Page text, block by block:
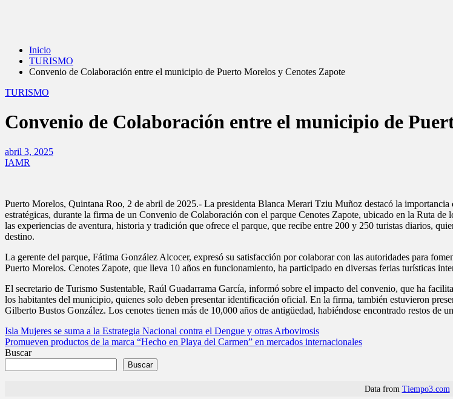
Inicio
TURISMO
Convenio de Colaboración entre el municipio de Puerto Morelos y Cenotes Zapote
TURISMO
Convenio de Colaboración entre el municipio de
abril 3, 2025
IAMR
Puerto Morelos, Quintana Roo, 2 de abril de 2025.- La presidenta Blanca Merari Tziu Muñoz destacó la
estratégicas, durante la firma de un Convenio de Colaboración con el parque Cenotes Zapote, ubicado en la Ruta
las experiencias de aventura, historia y tradición que ofrece el parque, que recibe entre 200 y 250 turistas diarios,
destino.
La gerente del parque, Fátima González Alcocer, expresó su satisfacción por colaborar con las autoridades para
Puerto Morelos. Cenotes Zapote, que lleva 10 años en funcionamiento, ha participado en diversas ferias turísticas
El secretario de Turismo Sustentable, Raúl Guadarrama García, informó sobre el impacto del convenio, que ha
los habitantes del municipio, quienes solo deben presentar identificación oficial. En la firma, también estuvieron
Gilberto Bustos González. Los cenotes tienen más de 10,000 años de antigüedad, habiéndose encontrado restos de
Navegación
de
Isla Mujeres se suma a la Estrategia Nacional contra el Dengue y otras Arbovirosis
Promueven productos de la marca “Hecho en Playa del Carmen” en mercados internacionales
Buscar
Buscar
Data from Tiempo3.com